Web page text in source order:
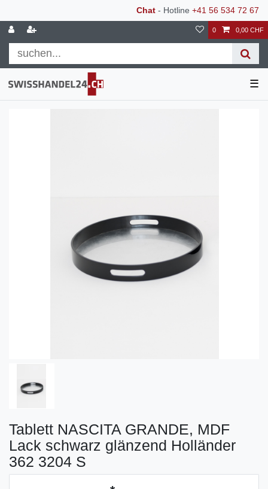
Chat - Hotline +41 56 534 72 67
0 0,00 CHF
☰
Tablett NASCITA GRANDE, MDF
Lack schwarz glänzend Holländer
362 3204 S